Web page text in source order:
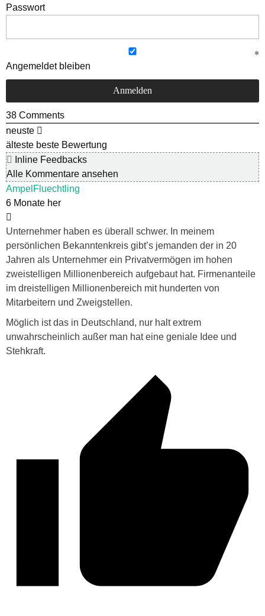
Passwort
Angemeldet bleiben
38 Comments
neuste
älteste beste Bewertung
Inline Feedbacks
Alle Kommentare ansehen
AmpelFluechtling
6 Monate her
Unternehmer haben es überall schwer. In meinem
persönlichen Bekanntenkreis gibt’s jemanden der in 20
Jahren als Unternehmer ein Privatvermögen im hohen
zweistelligen Millionenbereich aufgebaut hat. Firmenanteile
im dreistelligen Millionenbereich mit hunderten von
Mitarbeitern und Zweigstellen.
Möglich ist das in Deutschland, nur halt extrem
unwahrscheinlich außer man hat eine geniale Idee und
Stehkraft.